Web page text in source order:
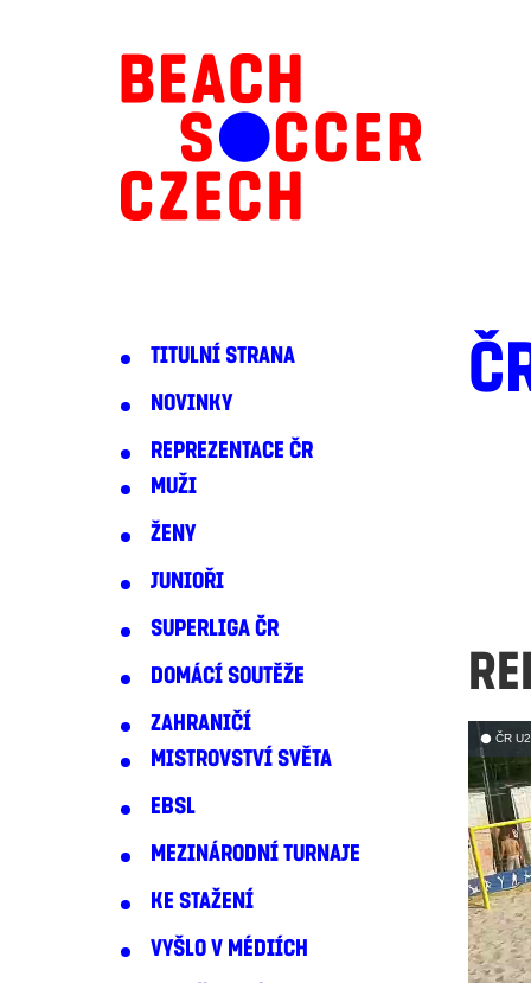
TITULNÍ STRANA
NOVINKY
REPREZENTACE ČR
MUŽI
ŽENY
JUNIOŘI
SUPERLIGA ČR
DOMÁCÍ SOUTĚŽE
ZAHRANIČÍ
MISTROVSTVÍ SVĚTA
EBSL
MEZINÁRODNÍ TURNAJE
KE STAŽENÍ
VYŠLO V MÉDIÍCH